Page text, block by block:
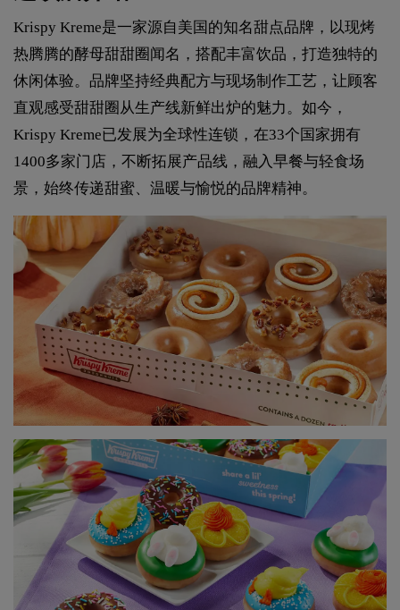
Krispy Kreme是一家源自美国的知名甜点品牌，以现烤
热腾腾的酵母甜甜圈闻名，搭配丰富饮品，打造独特的
休闲体验。品牌坚持经典配方与现场制作工艺，让顾客
直观感受甜甜圈从生产线新鲜出炉的魅力。如今，
Krispy Kreme已发展为全球性连锁，在33个国家拥有
1400多家门店，不断拓展产品线，融入早餐与轻食场
景，始终传递甜蜜、温暖与愉悦的品牌精神。